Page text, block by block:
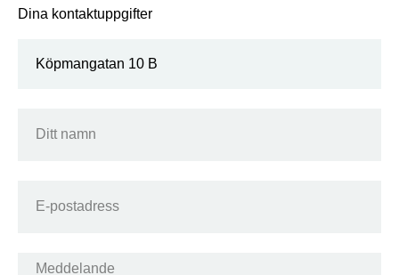
Dina kontaktuppgifter
Köpmangatan 10 B